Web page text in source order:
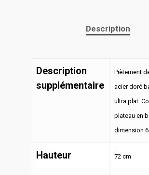
Description
Description
supplémentaire
Piètement
acier doré
ultra plat.
plateau en
dimension
Hauteur 72 cm